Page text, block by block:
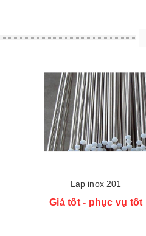
Lap inox 201
Giá tốt - phục vụ tốt